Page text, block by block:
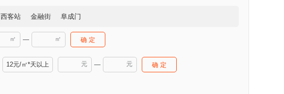
西客站 金融街 阜成门
㎡ — ㎡ 确 定
12元/㎡*天以上 元 — 元 确 定